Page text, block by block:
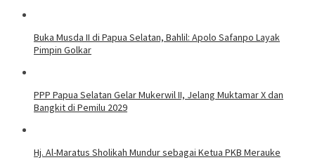
Buka Musda II di Papua Selatan, Bahlil: Apolo Safanpo Layak
Pimpin Golkar
PPP Papua Selatan Gelar Mukerwil II, Jelang Muktamar X dan
Bangkit di Pemilu 2029
Hj. Al-Maratus Sholikah Mundur sebagai Ketua PKB Merauke